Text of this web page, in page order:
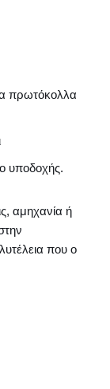
πρωτόκολλα
υποδοχής.
αμηχανία ή
που ο